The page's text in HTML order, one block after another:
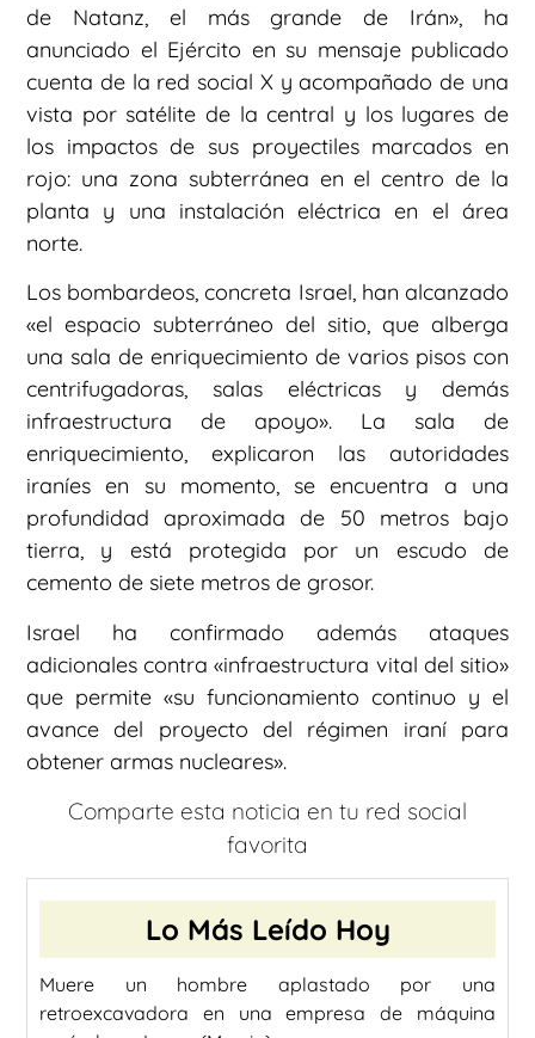
de Natanz, el más grande de Irán», ha
anunciado el Ejército en su mensaje publicado
cuenta de la red social X y acompañado de una
vista por satélite de la central y los lugares de
los impactos de sus proyectiles marcados en
rojo: una zona subterránea en el centro de la
planta y una instalación eléctrica en el área
norte.
Los bombardeos, concreta Israel, han alcanzado
«el espacio subterráneo del sitio, que alberga
una sala de enriquecimiento de varios pisos con
centrifugadoras, salas eléctricas y demás
infraestructura de apoyo». La sala de
enriquecimiento, explicaron las autoridades
iraníes en su momento, se encuentra a una
profundidad aproximada de 50 metros bajo
tierra, y está protegida por un escudo de
cemento de siete metros de grosor.
Israel ha confirmado además ataques
adicionales contra «infraestructura vital del sitio»
que permite «su funcionamiento continuo y el
avance del proyecto del régimen iraní para
obtener armas nucleares».
Comparte esta noticia en tu red social
favorita
Lo Más Leído Hoy
Muere un hombre aplastado por una
retroexcavadora en una empresa de máquina